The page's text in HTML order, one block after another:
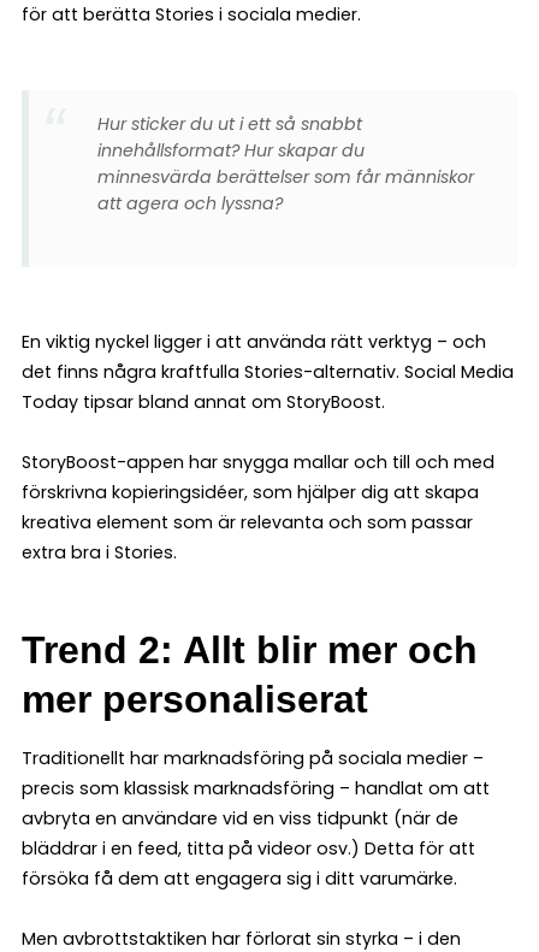
för att berätta Stories i sociala medier.
Hur sticker du ut i ett så snabbt
innehållsformat? Hur skapar du
minnesvärda berättelser som får människor
att agera och lyssna?
En viktig nyckel ligger i att använda rätt verktyg – och
det finns några kraftfulla Stories-alternativ. Social Media
Today tipsar bland annat om StoryBoost.
StoryBoost-appen har snygga mallar och till och med
förskrivna kopieringsidéer, som hjälper dig att skapa
kreativa element som är relevanta och som passar
extra bra i Stories.
Trend 2: Allt blir mer och
mer personaliserat
Traditionellt har marknadsföring på sociala medier –
precis som klassisk marknadsföring – handlat om att
avbryta en användare vid en viss tidpunkt (när de
bläddrar i en feed, titta på videor osv.) Detta för att
försöka få dem att engagera sig i ditt varumärke.
Men avbrottstaktiken har förlorat sin styrka – i den